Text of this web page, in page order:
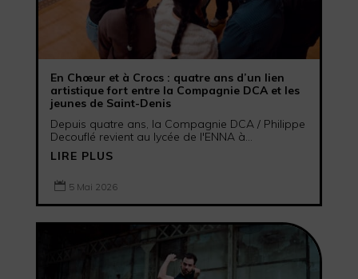
En Chœur et à Crocs : quatre ans d’un lien
artistique fort entre la Compagnie DCA et les
jeunes de Saint-Denis
Depuis quatre ans, la Compagnie DCA / Philippe
Decouflé revient au lycée de l'ENNA à...
LIRE PLUS
 5 Mai 2026